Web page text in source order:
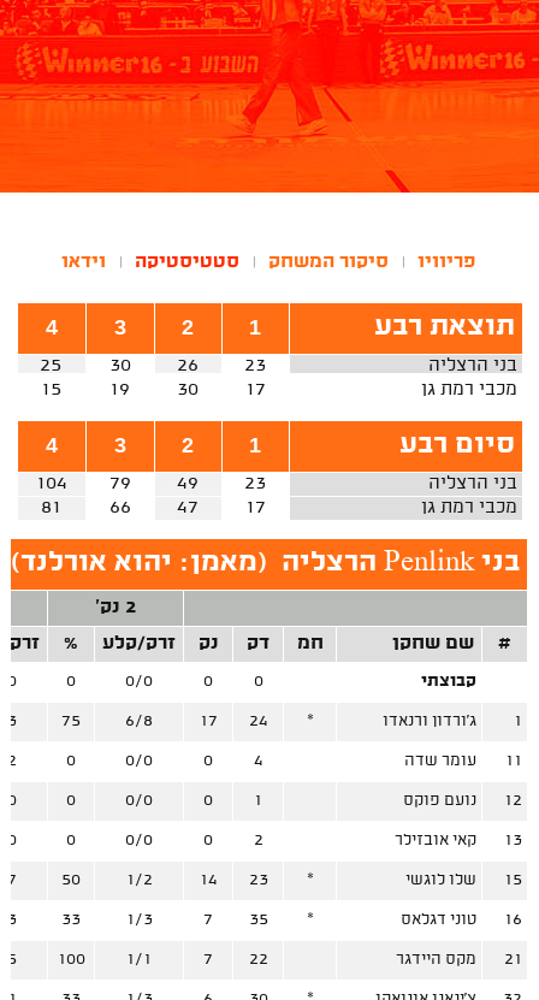
פריוויו סיקור המשחק סטטיסטיקה וידאו
תוצאת רבע 1
2
3
4
בני הרצליה 23
26
30
25
מכבי רמת גן
17
30
19
15
סיום רבע 1
2
3
4
בני הרצליה 23
49
79
104
מכבי רמת גן
17
47
66
81
בני Penlink הרצליה (מאמן: יהוא אורלנד)
2 נק'
#
שם שחקן חמ דק נק זרק/קלע %
קבוצתי 0
0
0/0
0
0
1 ג'ורדון ורנאדו *
24
17
6/8
75
3
11 עומר שדה 4
0
0/0
0
2
12 נועם פוקס 1
0
0/0
0
0
13 קאי אובזילר 2
0
0/0
0
0
15 שלו לוגשי *
23
14
1/2
50
7
16 טוני דגלאס *
35
7
1/3
33
3
21 מקס היידגר 22
7
1/1
100
5